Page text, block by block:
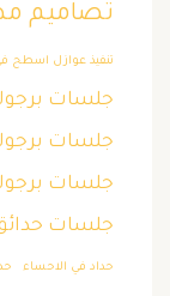
تصاميم
تنفيذ عوازل اسطح
جلسات
جلسات
جلسات
جلسات
حداد في الاحساء